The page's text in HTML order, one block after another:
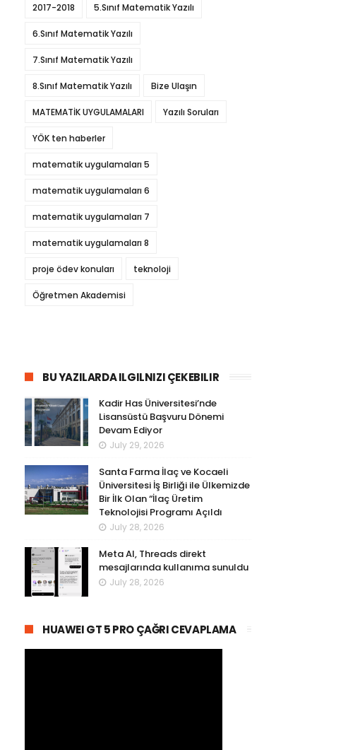
2017-2018 5.Sınıf Matematik Yazılı
6.Sınıf Matematik Yazılı
7.Sınıf Matematik Yazılı
8.Sınıf Matematik Yazılı Bize Ulaşın
MATEMATİK UYGULAMALARI Yazılı Soruları
YÖK ten haberler
matematik uygulamaları 5
matematik uygulamaları 6
matematik uygulamaları 7
matematik uygulamaları 8
proje ödev konuları teknoloji
Öğretmen Akademisi
BU YAZILARDA ILGILNIZI ÇEKEBILIR
Kadir Has Üniversitesi’nde
Lisansüstü Başvuru Dönemi
Devam Ediyor
July 29, 2026
Santa Farma İlaç ve Kocaeli
Üniversitesi İş Birliği ile Ülkemizde
Bir İlk Olan “İlaç Üretim
Teknolojisi Programı Açıldı
July 28, 2026
Meta AI, Threads direkt
mesajlarında kullanıma sunuldu
July 28, 2026
HUAWEI GT 5 PRO ÇAĞRI CEVAPLAMA